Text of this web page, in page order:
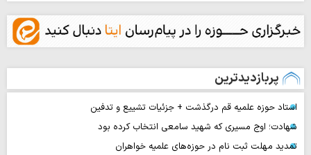
پربازدیدترین
استاد حوزه علمیه قم درگذشت + جزئیات تشییع و تدفین
شهادت؛ اوج مسیری که شهید سامعی انتخاب کرده بود
تمدید مهلت ثبت نام در حوزه‌های علمیه خواهران